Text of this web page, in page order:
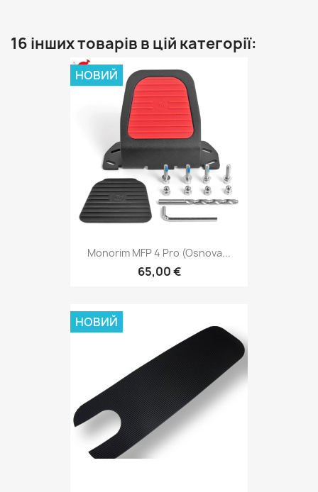
16 інших товарів в цій категорії:
Monorim MFP 4 Pro (osnova...
65,00 €
НОВИЙ
НОВИЙ